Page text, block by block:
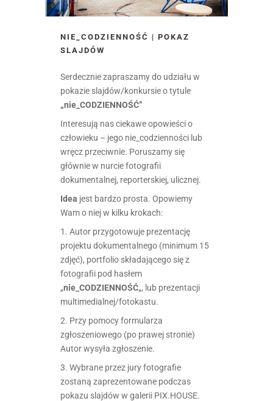
NIE_CODZIENNOŚĆ | POKAZ
SLAJDÓW
Serdecznie zapraszamy do udziału w
pokazie slajdów/konkursie o tytule
„nie_CODZIENNOŚĆ”
Interesują nas ciekawe opowieści o
człowieku – jego nie_codzienności lub
wręcz przeciwnie. Poruszamy się
głównie w nurcie fotografii
dokumentalnej, reporterskiej, ulicznej.
Idea jest bardzo prosta. Opowiemy
Wam o niej w kilku krokach:
1. Autor przygotowuje prezentację
projektu dokumentalnego (minimum 15
zdjęć), portfolio składającego się z
fotografii pod hasłem
„nie_CODZIENNOŚĆ„, lub prezentacji
multimedialnej/fotokastu.
2. Przy pomocy formularza
zgłoszeniowego (po prawej stronie)
Autor wysyła zgłoszenie.
3. Wybrane przez jury fotografie
zostaną zaprezentowane podczas
pokazu slajdów w galerii PIX.HOUSE.